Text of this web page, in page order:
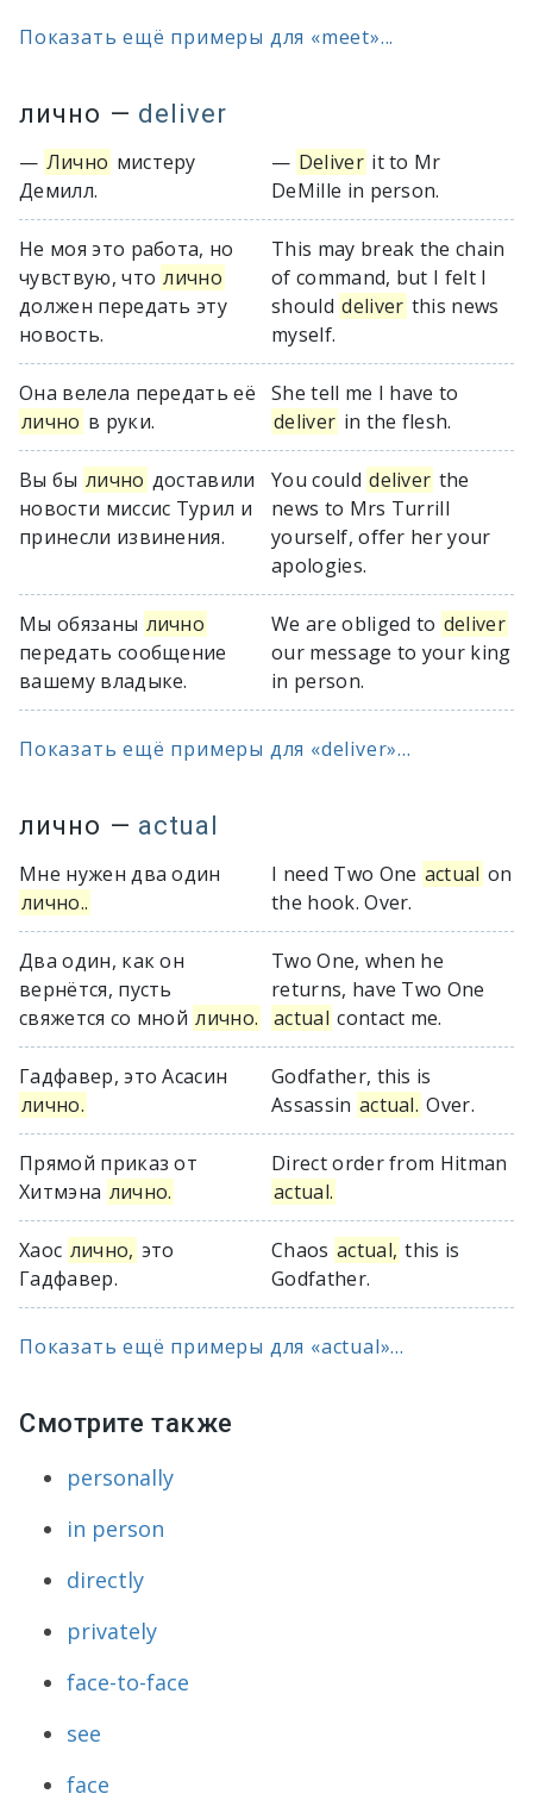
Показать ещё примеры для «meet»...
лично — deliver
— Лично мистеру
Демилл.
— Deliver it to Mr
DeMille in person.
Не моя это работа, но
чувствую, что лично
должен передать эту
новость.
This may break the chain
of command, but I felt I
should deliver this news
myself.
Она велела передать её
лично в руки.
She tell me I have to
deliver in the flesh.
Вы бы лично доставили
новости миссис Турил и
принесли извинения.
You could deliver the
news to Mrs Turrill
yourself, offer her your
apologies.
Мы обязаны лично
передать сообщение
вашему владыке.
We are obliged to deliver
our message to your king
in person.
Показать ещё примеры для «deliver»...
лично — actual
Мне нужен два один
лично..
I need Two One actual on
the hook. Over.
Два один, как он
вернётся, пусть
свяжется со мной лично.
Two One, when he
returns, have Two One
actual contact me.
Гадфавер, это Асасин
лично.
Godfather, this is
Assassin actual. Over.
Прямой приказ от
Хитмэна лично.
Direct order from Hitman
actual.
Хаос лично, это
Гадфавер.
Chaos actual, this is
Godfather.
Показать ещё примеры для «actual»...
Смотрите также
personally
in person
directly
privately
face-to-face
see
face